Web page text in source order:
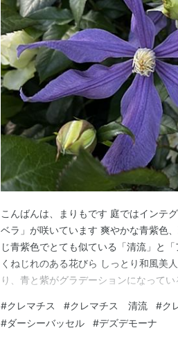
こんばんは、まりもです 庭ではインテ
ベラ」が咲いています 爽やかな青紫色
じ青紫色でとても似ている「清流」と
くねじれのある花びら しっとり和風美
り、青と紫がグラデーションになって
と、今年はいい感じにコラボしてます
が伸びすぎず、絡みつくタイプでもない
#クレマチス #クレマチス 清流 #ク
#ダーシーバッセル #デズデモーナ